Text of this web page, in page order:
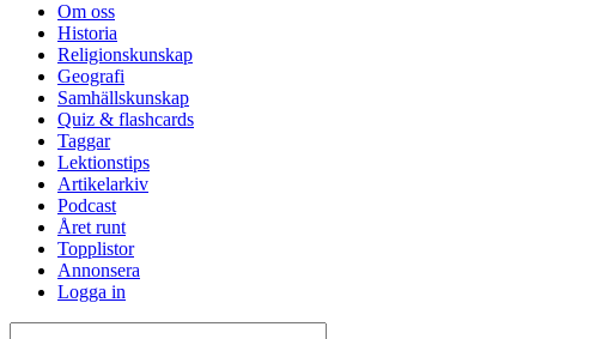
Om oss
Historia
Religionskunskap
Geografi
Samhällskunskap
Quiz & flashcards
Taggar
Lektionstips
Artikelarkiv
Podcast
Året runt
Topplistor
Annonsera
Logga in